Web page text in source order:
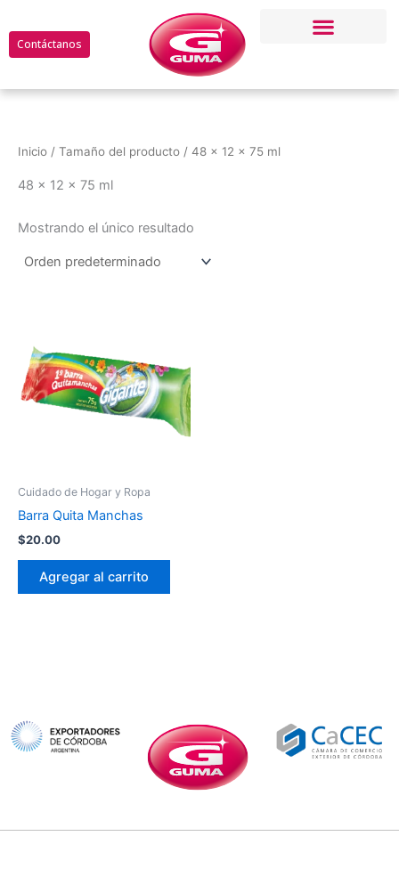
contenido
Contáctanos
Inicio / Tamaño del producto / 48 x 12 x 75 ml
48 x 12 x 75 ml
Mostrando el único resultado
Cuidado de Hogar y Ropa
Barra Quita Manchas
$20.00
Agregar al carrito